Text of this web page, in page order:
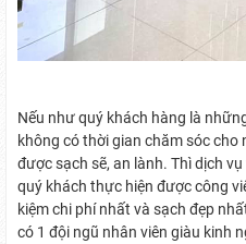
Nếu như quý khách hàng là
không có thời gian chăm sóc cho
được sạch sẽ, an lành. Thì dịch
quý khách thực hiện được công
kiệm chi phí nhất và sạch đẹp
có 1 đội ngũ nhân viên giàu kinh